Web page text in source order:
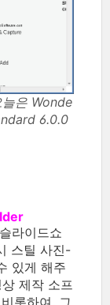
은 Wonde
6.0.0
라이드쇼
스틸 사진-
있게 해주
제작 소프
롯하여, 그